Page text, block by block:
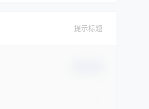
提示标题